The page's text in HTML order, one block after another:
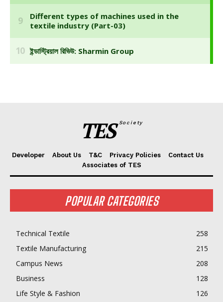
TES Society
Developer About Us T&C Privacy Policies
Contact Us
Associates of TES
POPULAR CATEGORIES
Technical Textile
258
Textile Manufacturing
215
Campus News
208
Business
128
Life Style & Fashion
126